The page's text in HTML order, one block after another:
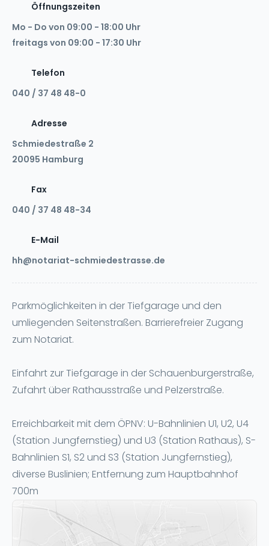
Öffnungszeiten
Mo - Do von 09:00 - 18:00 Uhr
freitags von 09:00 - 17:30 Uhr
Telefon
040 / 37 48 48-0
Adresse
Schmiedestraße 2
20095 Hamburg
Fax
040 / 37 48 48-34
E-Mail
hh@notariat-schmiedestrasse.de
Parkmöglichkeiten in der Tiefgarage und den
umliegenden Seitenstraßen. Barrierefreier Zugang
zum Notariat.
Einfahrt zur Tiefgarage in der Schauenburgerstraße,
Zufahrt über Rathausstraße und Pelzerstraße.
Erreichbarkeit mit dem ÖPNV: U-Bahnlinien U1, U2, U4
(Station Jungfernstieg) und U3 (Station Rathaus), S-
Bahnlinien S1, S2 und S3 (Station Jungfernstieg),
diverse Buslinien; Entfernung zum Hauptbahnhof
700m